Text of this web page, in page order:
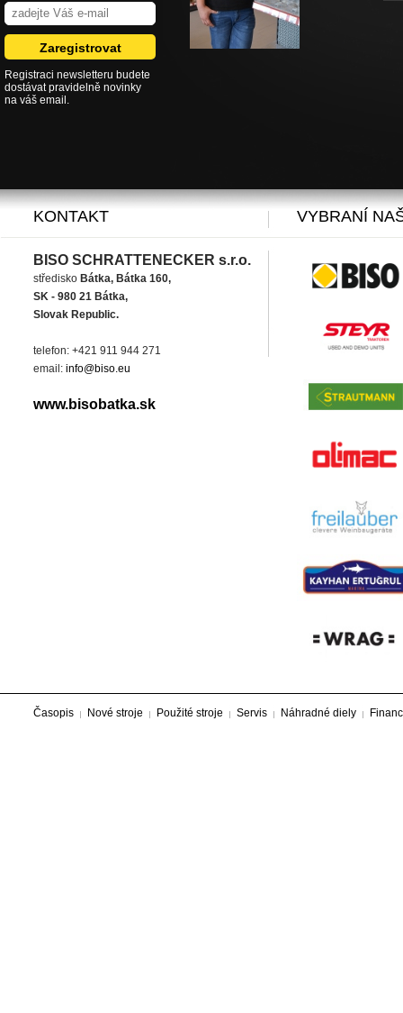
Registraci newsletteru budete
dostávat pravidelně novinky
na váš email.
KONTAKT
BISO SCHRATTENECKER s.r.o.
středisko Bátka, Bátka 160,
SK - 980 21 Bátka,
Slovak Republic.
telefon: +421 911 944 271
email: info@biso.eu
www.bisobatka.sk
VYBRANÍ
Časopis Nové stroje Použité stroje Servis Náhradné diely